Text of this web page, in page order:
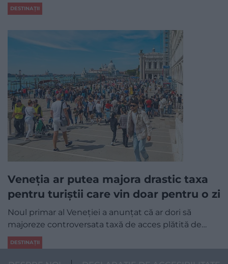
DESTINAȚII
Veneția ar putea majora drastic taxa
pentru turiștii care vin doar pentru o zi
Noul primar al Veneției a anunțat că ar dori să
majoreze controversata taxă de acces plătită de…
DESTINAȚII